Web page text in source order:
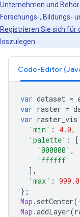
Unternehmen und
Forschungs-, Bildungs-
Registrieren Sie sich
loszulegen.
var dataset =
var raster =
var raster_vis
'min' : 4.0,
'palette' :
[
'000000' ,
'ffffff'
],
'max' : 999.0
};
Map . setCenter(
Map .addLayer(